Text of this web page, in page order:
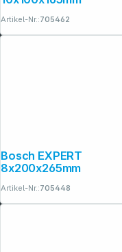
Artikel-Nr.:705462
Bosch EXPERT
8x200x265mm
Artikel-Nr.:705448